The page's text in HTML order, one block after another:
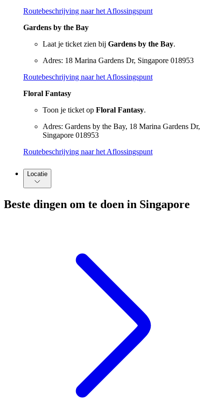
Routebeschrijving naar het Aflossingspunt
Gardens by the Bay
Laat je ticket zien bij Gardens by the Bay.
Adres: 18 Marina Gardens Dr, Singapore 018953
Routebeschrijving naar het Aflossingspunt
Floral Fantasy
Toon je ticket op Floral Fantasy.
Adres: Gardens by the Bay, 18 Marina Gardens Dr,
Singapore 018953
Routebeschrijving naar het Aflossingspunt
Locatie
Beste dingen om te doen in Singapore